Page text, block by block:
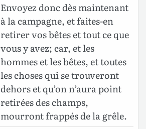
Envoyez donc dès maintenant
à la campagne, et faites-en
retirer vos bêtes et tout ce que
vous y avez; car, et les
hommes et les bêtes, et toutes
les choses qui se trouveront
dehors et qu’on n’aura point
retirées des champs,
mourront frappés de la grêle.